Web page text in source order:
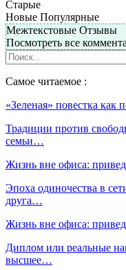
Старые
Новые Популярные
Межтекстовые Отзывы
Посмотреть все
Самое читаемое :
«Зеленая» повестка
Традиции против
семьи…
Жизнь вне офиса:
Эпоха одиночества в
друга…
Жизнь вне офиса:
Диплом или реальные
высшее…